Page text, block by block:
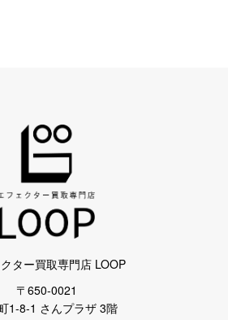
ター買取専門店 LOOP
〒650-0021
1-8-1 さんプラザ 3階